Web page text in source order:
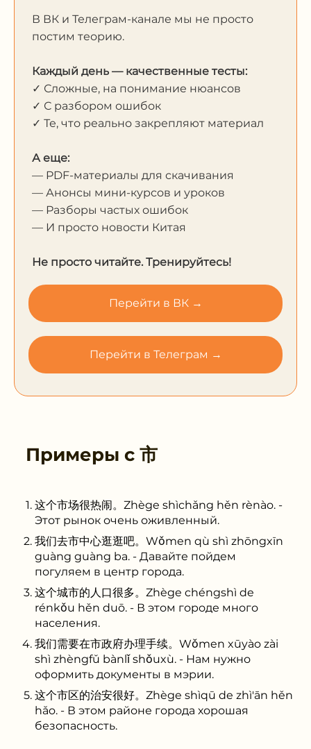
В ВК и Телеграм-канале мы не просто
постим теорию.
Каждый день — качественные тесты:
✓ Сложные, на понимание нюансов
✓ С разбором ошибок
✓ Те, что реально закрепляют материал
А еще:
— PDF-материалы для скачивания
— Анонсы мини-курсов и уроков
— Разборы частых ошибок
— И просто новости Китая
Не просто читайте. Тренируйтесь!
Перейти в ВК →
Перейти в Телеграм →
Примеры с 市
这个市场很热闹。Zhège shìchǎng hěn rènào. -
Этот рынок очень оживленный.
我们去市中心逛逛吧。Wǒmen qù shì zhōngxīn
guàng guàng ba. - Давайте пойдем
погуляем в центр города.
这个城市的人口很多。Zhège chéngshì de
rénkǒu hěn duō. - В этом городе много
населения.
我们需要在市政府办理手续。Wǒmen xūyào zài
shì zhèngfǔ bànlǐ shǒuxù. - Нам нужно
оформить документы в мэрии.
这个市区的治安很好。Zhège shìqū de zhì'ān hěn
hǎo. - В этом районе города хорошая
безопасность.